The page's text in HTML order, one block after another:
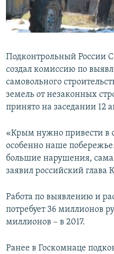
ПОБЕДИТЕЛЕЙ НЕ СУДЯТ?
КРЫМ.НЕПОКОРЕННЫЙ
УКРАИНСКАЯ ПРОБЛЕМА КРЫМА
ПРИСОЕДИНЯЙТЕСЬ!
Подконтрольный России
создал комиссию по
самовольного
земель от незаконных
принято на заседании 12
«Крым нужно привести в
особенно наше
большие нарушения,
заявил российский
Работа по выявлению и
потребует 36 миллионов
миллионов – в 2017.
Ранее в Госкомнаце